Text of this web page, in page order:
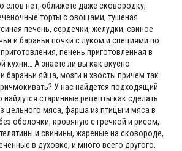
слов нет, оближете даже сковородку,
торты с овощами, тушеная
печень, сердечки, желудки, свиное
и бараньи почки с луком и специями по
печень приготовленная в
кухни… А знаете ли вы как вкусно
бараньи яйца, мозги и хвосты причем так
У нас найдется подходящий
старинные рецепты как сделать
цельного мяса, фарша из птицы и мяса в
оболочки, кровяную с гречкой и рисом,
и свинины, жареные на сковороде,
в духовке, и много всего другого.